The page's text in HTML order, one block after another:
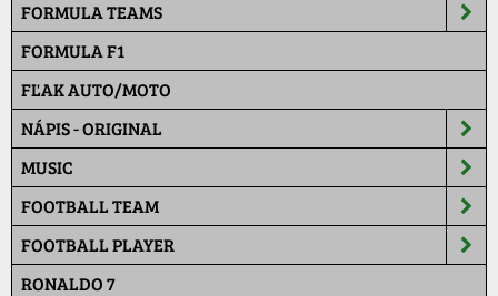
FORMULA TEAMS
FORMULA F1
FĽAK AUTO/MOTO
NÁPIS - ORIGINAL
MUSIC
FOOTBALL TEAM
FOOTBALL PLAYER
RONALDO 7